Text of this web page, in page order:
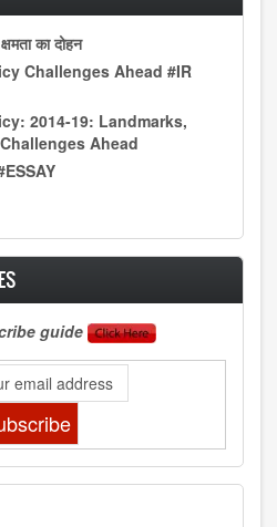
का दोहन
Challenges Ahead #IR
2014-19: Landmarks,
Ahead
guide